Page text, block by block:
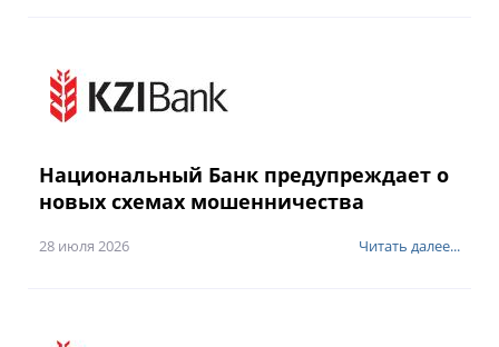
Национальный Банк предупреждает о
новых схемах мошенничества
28 июля 2026 Читать далее...